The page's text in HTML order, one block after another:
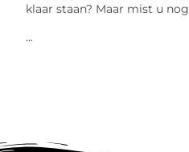
klaar staan? Maar mist u nog
...